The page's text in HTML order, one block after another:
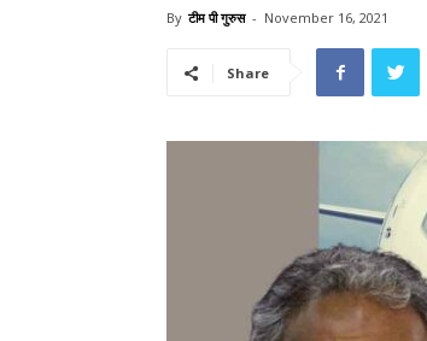
By टीम पी गुरुस - November 16, 2021
Share